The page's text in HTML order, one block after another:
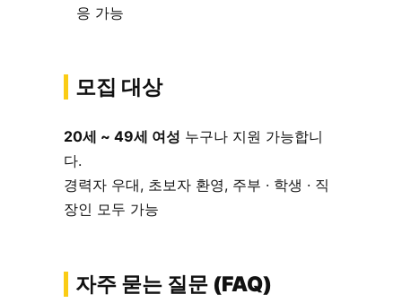
응 가능
모집 대상
20세 ~ 49세 여성 누구나 지원 가능합니
다.
경력자 우대, 초보자 환영, 주부 · 학생 · 직
장인 모두 가능
자주 묻는 질문 (FAQ)